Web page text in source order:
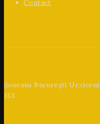
Contact
Șoseaua București Urziceni
153